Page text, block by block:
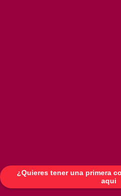
¿Quieres tener una primera
aqui